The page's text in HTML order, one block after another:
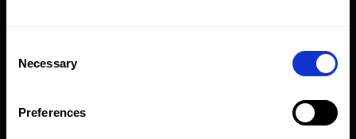
Selection
Necessary
Preferences
Puente Ferroviario En Ámsterdam